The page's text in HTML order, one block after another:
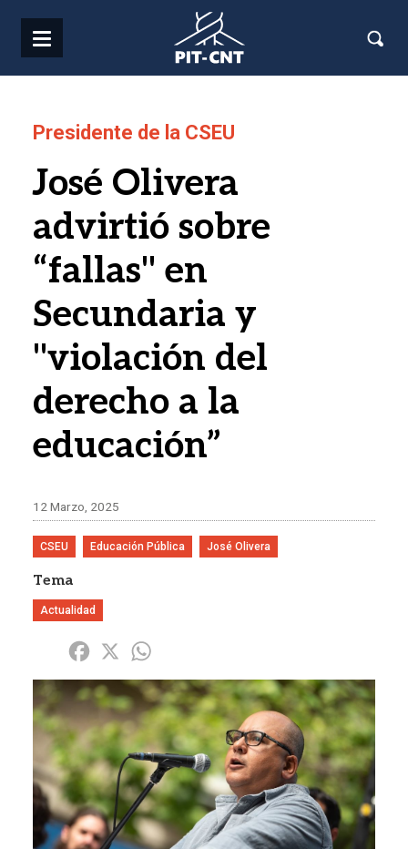
Presidente de la CSEU
José Olivera
advirtió sobre
“fallas" en
Secundaria y
"violación del
derecho a la
educación”
12 Marzo, 2025
CSEU Educación Pública José Olivera
Tema
Actualidad
Share Facebook
X
Imagen